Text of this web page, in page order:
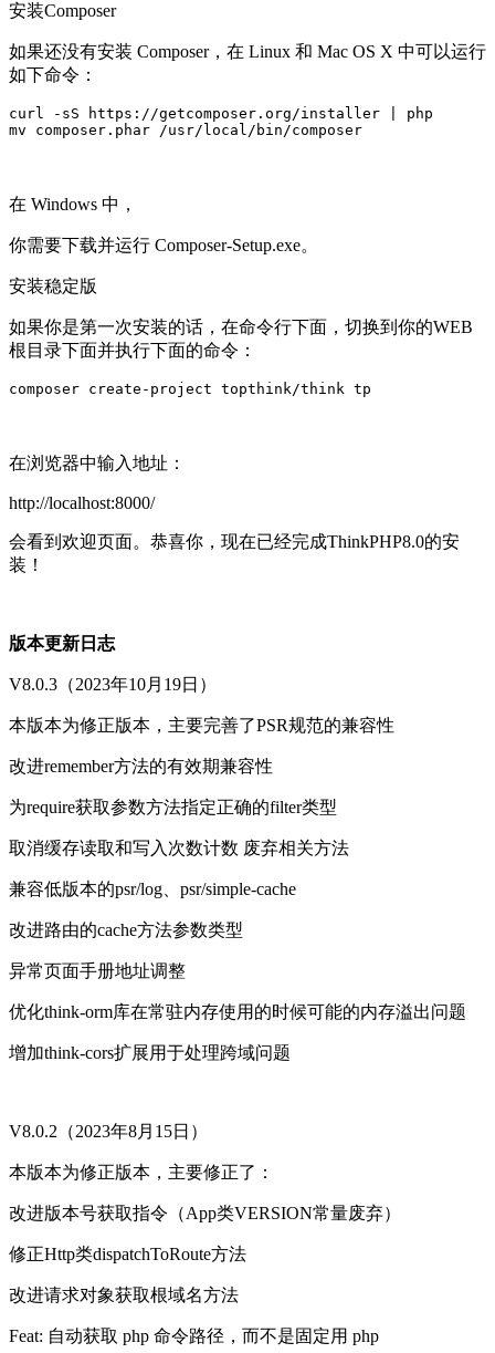
安装Composer
如果还没有安装 Composer，在 Linux 和 Mac OS X 中可以运行
如下命令：
curl -sS https://getcomposer.org/installer | php
mv composer.phar /usr/local/bin/composer
在 Windows 中，
你需要下载并运行 Composer-Setup.exe。
安装稳定版
如果你是第一次安装的话，在命令行下面，切换到你的WEB
根目录下面并执行下面的命令：
composer create-project topthink/think tp
在浏览器中输入地址：
http://localhost:8000/
会看到欢迎页面。恭喜你，现在已经完成ThinkPHP8.0的安
装！
版本更新日志
V8.0.3（2023年10月19日）
本版本为修正版本，主要完善了PSR规范的兼容性
改进remember方法的有效期兼容性
为require获取参数方法指定正确的filter类型
取消缓存读取和写入次数计数 废弃相关方法
兼容低版本的psr/log、psr/simple-cache
改进路由的cache方法参数类型
异常页面手册地址调整
优化think-orm库在常驻内存使用的时候可能的内存溢出问题
增加think-cors扩展用于处理跨域问题
V8.0.2（2023年8月15日）
本版本为修正版本，主要修正了：
改进版本号获取指令（App类VERSION常量废弃）
修正Http类dispatchToRoute方法
改进请求对象获取根域名方法
Feat: 自动获取 php 命令路径，而不是固定用 php